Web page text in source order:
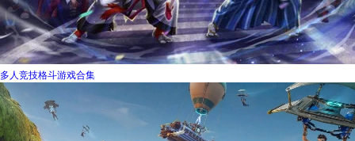
多人竞技格斗游戏合集